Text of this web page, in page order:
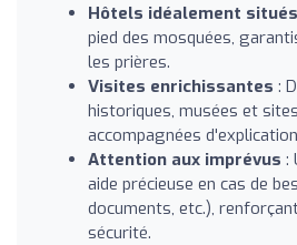
Hôtels idéalement situés
pied des mosquées,
les prières.
Visites enrichissantes :
historiques, musées et
accompagnées
Attention aux imprévus :
aide précieuse en cas de
documents, etc.),
sécurité.